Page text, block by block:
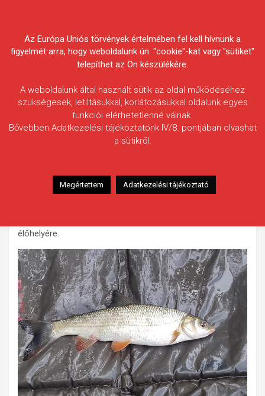
Egyesületek Szövetsége
Uhrin Mihály
Halfaj: Paduc
Fogott hal adatai: 0,70 kg / 35 cm
élőhelyére.
Az Európa Uniós törvények értelmében fel kell hívnunk a
figyelmét arra, hogy weboldalunk ún. "cookie"-kat vagy "sütiket"
telepíthet az Ön készülékére.
A weboldalunk által használt sütik az oldal működéséhez
szükségesek, letiltásukkal, korlátozásukkal oldalunk egyes
funkciói elérhetetlenné válnak.
Bővebben Adatkezelési tájékoztatónk IV/8. pontjában olvashat
a sütikről.
Megértettem Adatkezelési tájékoztató